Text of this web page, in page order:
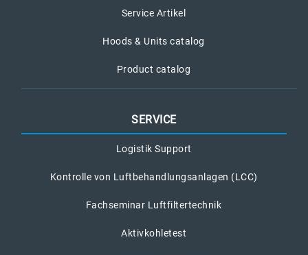
Service Artikel
Hoods & Units catalog
Product catalog
SERVICE
Logistik Support
Kontrolle von Luftbehandlungsanlagen (LCC)
Fachseminar Luftfiltertechnik
Aktivkohletest